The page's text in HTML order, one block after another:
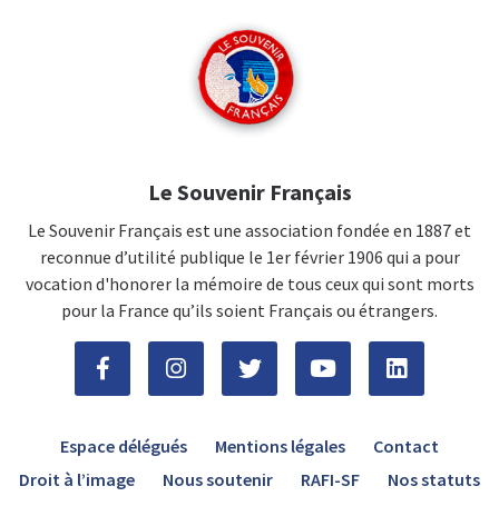
Le Souvenir Français
Le Souvenir Français est une association fondée en 1887 et
reconnue d’utilité publique le 1er février 1906 qui a pour
vocation d'honorer la mémoire de tous ceux qui sont morts
pour la France qu’ils soient Français ou étrangers.
Espace délégués Mentions légales
Contact
Droit à l’image
Nous soutenir RAFI-SF Nos statuts